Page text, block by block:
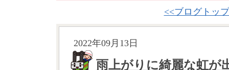
<<ブログトッ
2022年09月13日
雨上がりに綺麗な虹が